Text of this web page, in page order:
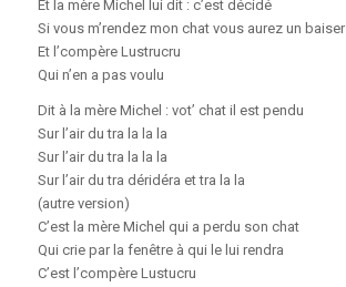
Et la mère Michel lui dit : c’est décidé
Si vous m’rendez mon chat vous aurez un baiser
Et l’compère Lustrucru
Qui n’en a pas voulu
Dit à la mère Michel : vot’ chat il est pendu
Sur l’air du tra la la la
Sur l’air du tra la la la
Sur l’air du tra déridéra et tra la la
(autre version)
C’est la mère Michel qui a perdu son chat
Qui crie par la fenêtre à qui le lui rendra
C’est l’compère Lustucru